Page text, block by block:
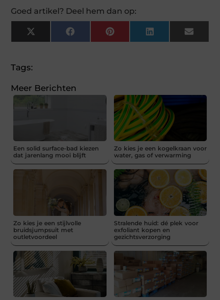
Goed artikel? Deel hem dan op:
X
(Twitter)
FacebookPinterestLinkedInEmail
Tags:
Meer Berichten
Een solid surface-bad kiezen
dat jarenlang mooi blijft
Zo kies je een kogelkraan voor
water, gas of verwarming
Zo kies je een stijlvolle
bruidsjumpsuit met
outletvoordeel
Stralende huid: dé plek voor
exfoliant kopen en
gezichtsverzorging